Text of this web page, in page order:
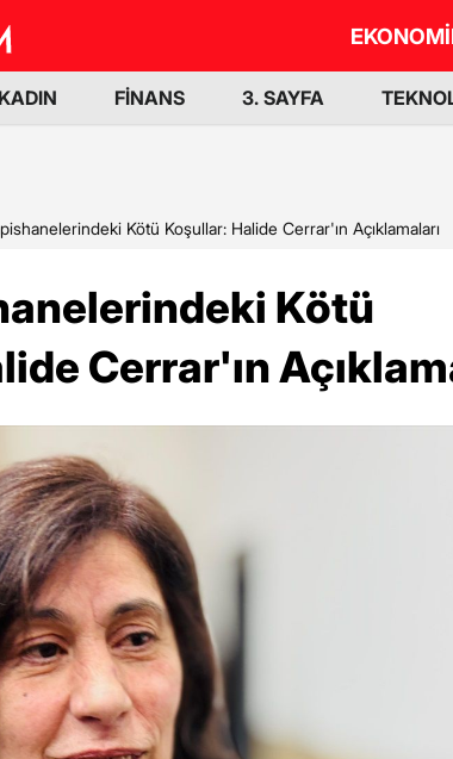
EKONOMİ
KADIN FİNANS 3. SAYFA
Kötü Koşullar: Halide Cerrar'ın Açıklamaları
Kötü
Cerrar'ın